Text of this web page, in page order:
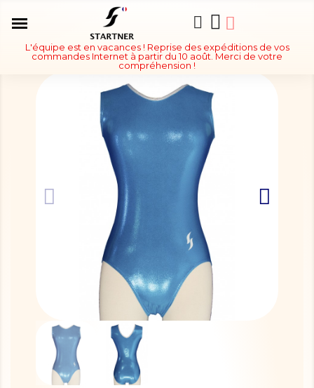
L'équipe est en vacances ! Reprise des expéditions de vos
commandes Internet à partir du 10 août. Merci de votre
compréhension !